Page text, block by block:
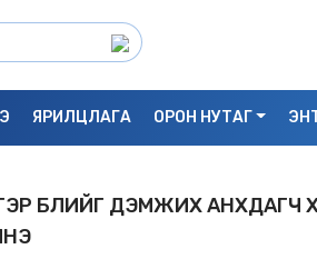
ЯРИЛЦЛАГА ОРОН НУТАГ
БҮЛИЙГ ДЭМЖИХ АНХДАГЧ